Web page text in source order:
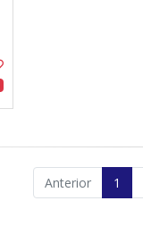
Anterior 1